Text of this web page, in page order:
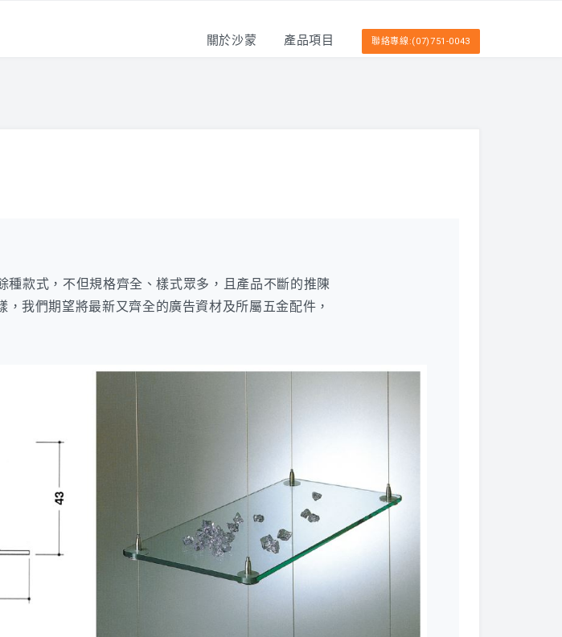
關於沙蒙 產品項目 聯絡專線:(07)751-0043
款式，不但規格齊全、樣式眾多，且產品不斷的推陳
我們期望將最新又齊全的廣告資材及所屬五金配件，